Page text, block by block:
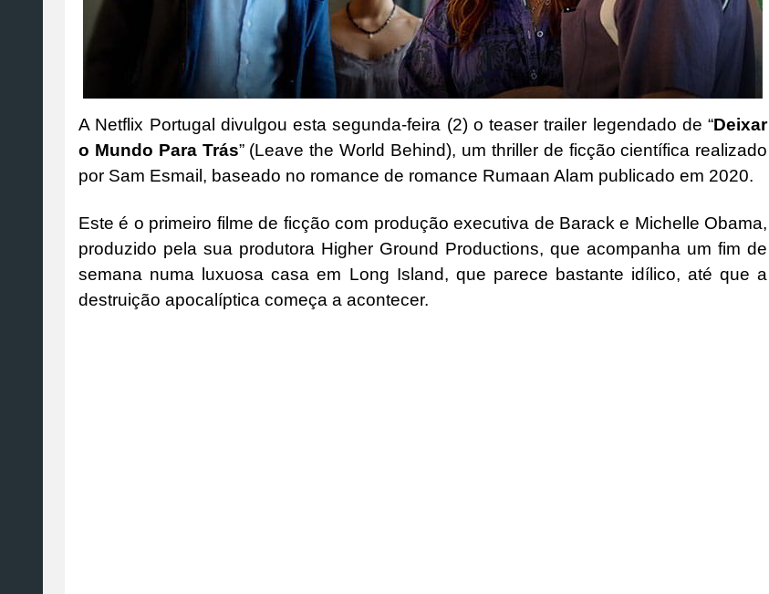
A Netflix Portugal divulgou esta segunda-feira (2) o teaser trailer legendado de “Deixar
o Mundo Para Trás” (Leave the World Behind), um thriller de ficção científica realizado
por Sam Esmail, baseado no romance de romance Rumaan Alam publicado em 2020.
Este é o primeiro filme de ficção com produção executiva de Barack e Michelle Obama,
produzido pela sua produtora Higher Ground Productions, que acompanha um fim de
semana numa luxuosa casa em Long Island, que parece bastante idílico, até que a
destruição apocalíptica começa a acontecer.